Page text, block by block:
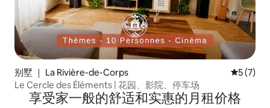
别墅 ｜ La Rivière-de-Corps 平均评分
5 (7)
Le Cercle des Éléments | 花园、影院、停车场
享受家一般的舒适和实惠的月租价格